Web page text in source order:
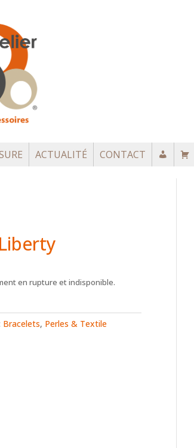
ACTUALITÉ CONTACT
en rupture et indisponible.
Bracelets, Perles & Textile